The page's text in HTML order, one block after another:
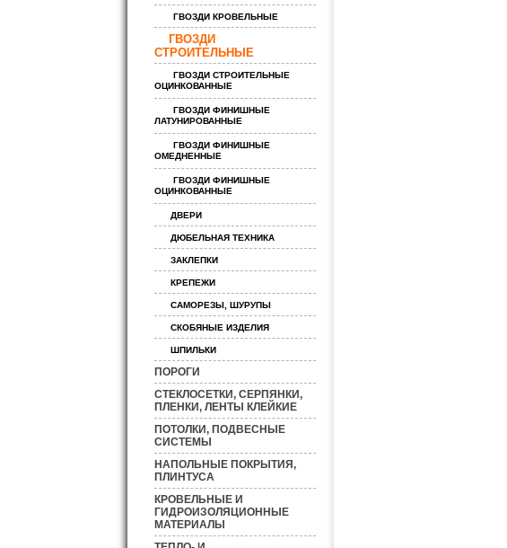
ГВОЗДИ КРОВЕЛЬНЫЕ
ГВОЗДИ
СТРОИТЕЛЬНЫЕ
ГВОЗДИ СТРОИТЕЛЬНЫЕ
ОЦИНКОВАННЫЕ
ГВОЗДИ ФИНИШНЫЕ
ЛАТУНИРОВАННЫЕ
ГВОЗДИ ФИНИШНЫЕ
ОМЕДНЕННЫЕ
ГВОЗДИ ФИНИШНЫЕ
ОЦИНКОВАННЫЕ
ДВЕРИ
ДЮБЕЛЬНАЯ ТЕХНИКА
ЗАКЛЕПКИ
КРЕПЕЖИ
САМОРЕЗЫ, ШУРУПЫ
СКОБЯНЫЕ ИЗДЕЛИЯ
ШПИЛЬКИ
ПОРОГИ
СТЕКЛОСЕТКИ, СЕРПЯНКИ,
ПЛЕНКИ, ЛЕНТЫ КЛЕЙКИЕ
ПОТОЛКИ, ПОДВЕСНЫЕ
СИСТЕМЫ
НАПОЛЬНЫЕ ПОКРЫТИЯ,
ПЛИНТУСА
КРОВЕЛЬНЫЕ И
ГИДРОИЗОЛЯЦИОННЫЕ
МАТЕРИАЛЫ